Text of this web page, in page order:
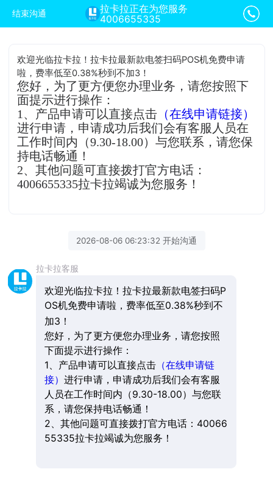
结束沟通
拉卡拉正在为您服务
4006655335
欢迎光临拉卡拉！拉卡拉最新款电签扫码POS机免费申请
啦，费率低至0.38%秒到不加3！
您好，为了更方便您办理业务，请您按照下
面提示进行操作：
1、产品申请可以直接点击 （在线申请链接）
进行申请，申请成功后我们会有客服人员在
工作时间内（9.30-18.00）与您联系，请您保
持电话畅通！
2、其他问题可直接拨打官方电话：
4006655335拉卡拉竭诚为您服务！
2026-08-06 06:23:32 开始沟通
拉卡拉客服
欢迎光临拉卡拉！拉卡拉最新款电签扫码P
OS机免费申请啦，费率低至0.38%秒到不
加3！
您好，为了更方便您办理业务，请您按照
下面提示进行操作：
1、产品申请可以直接点击（在线申请链
接） 进行申请，申请成功后我们会有客服
人员在工作时间内（9.30-18.00）与您联
系，请您保持电话畅通！
2、其他问题可直接拨打官方电话：40066
55335拉卡拉竭诚为您服务！